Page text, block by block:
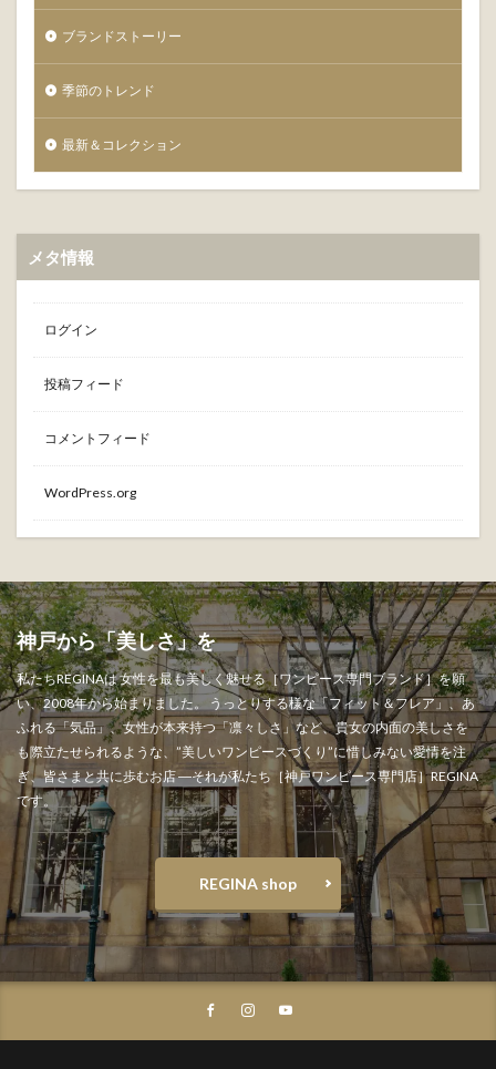
ブランドストーリー
季節のトレンド
最新＆コレクション
メタ情報
ログイン
投稿フィード
コメントフィード
WordPress.org
神戸から「美しさ」を" width="768" height="768" >
神戸から「美しさ」を
私たちREGINAは 女性を最も美しく魅せる［ワンピース専門ブランド］を願
い、2008年から始まりました。 うっとりする様な「フィット＆フレア」、あ
ふれる「気品」、女性が本来持つ「凛々しさ」など、貴女の内面の美しさを
も際立たせられるような、”美しいワンピースづくり”に惜しみない愛情を注
ぎ、皆さまと共に歩むお店 ―それが私たち［神戸ワンピース専門店］REGINA
です。
REGINA shop